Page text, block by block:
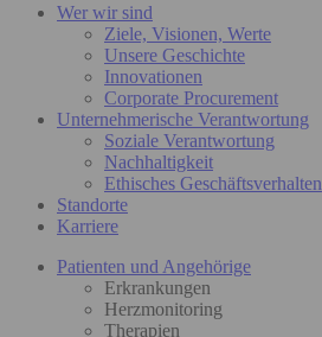
Wer wir sind
Ziele, Visionen, Werte
Unsere Geschichte
Innovationen
Corporate Procurement
Unternehmerische Verantwortung
Soziale Verantwortung
Nachhaltigkeit
Ethisches Geschäftsverhalten
Standorte
Karriere
Patienten und Angehörige
Erkrankungen
Herzmonitoring
Therapien